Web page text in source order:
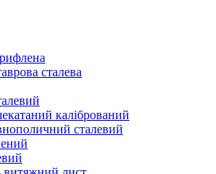
сталева
калібрований
сталевий